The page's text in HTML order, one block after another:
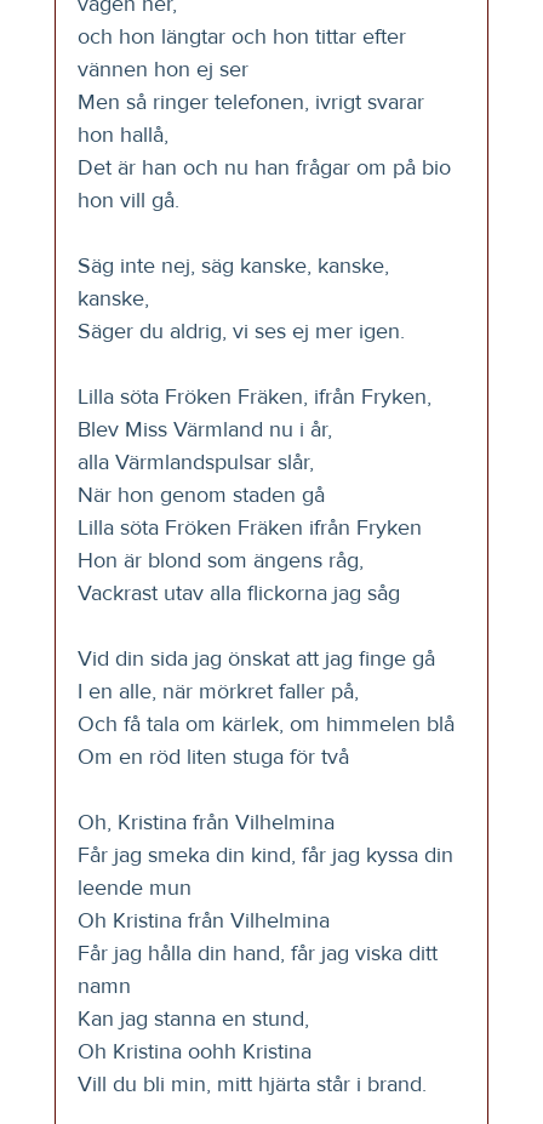
och hon längtar och hon tittar efter
vännen hon ej ser
Men så ringer telefonen, ivrigt svarar
hon hallå,
Det är han och nu han frågar om på bio
hon vill gå.
Säg inte nej, säg kanske, kanske,
kanske,
Säger du aldrig, vi ses ej mer igen.
Lilla söta Fröken Fräken, ifrån Fryken,
Blev Miss Värmland nu i år,
alla Värmlandspulsar slår,
När hon genom staden gå
Lilla söta Fröken Fräken ifrån Fryken
Hon är blond som ängens råg,
Vackrast utav alla flickorna jag såg
Vid din sida jag önskat att jag finge gå
I en alle, när mörkret faller på,
Och få tala om kärlek, om himmelen blå
Om en röd liten stuga för två
Oh, Kristina från Vilhelmina
Får jag smeka din kind, får jag kyssa din
leende mun
Oh Kristina från Vilhelmina
Får jag hålla din hand, får jag viska ditt
namn
Kan jag stanna en stund,
Oh Kristina oohh Kristina
Vill du bli min, mitt hjärta står i brand.